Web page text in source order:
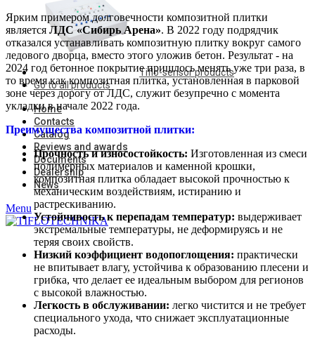
Tiflo-sensor products
Go to all products
Home
Contacts
Catalog
Reviews and awards
Documents
Dealership
News
Menu
Ярким примером долговечности композитной плитки
является ЛДС «Сибирь Арена». В 2022 году подрядчик
отказался устанавливать композитную плитку вокруг самого
ледового дворца, вместо этого уложив бетон. Результат - на
2024 год бетонное покрытие пришлось менять уже три раза, в
то время как композитная плитка, установленная в парковой
зоне через дорогу от ЛДС, служит безупречно с момента
укладки в начале 2022 года.
Преимущества композитной плитки:
Прочность и износостойкость: Изготовленная из смеси
полимерных материалов и каменной крошки,
композитная плитка обладает высокой прочностью к
механическим воздействиям, истиранию и
растрескиванию.
Устойчивость к перепадам температур: выдерживает
экстремальные температуры, не деформируясь и не
теряя своих свойств.
Низкий коэффициент водопоглощения: практически
не впитывает влагу, устойчива к образованию плесени и
грибка, что делает ее идеальным выбором для регионов
с высокой влажностью.
Легкость в обслуживании: легко чистится и не требует
специального ухода, что снижает эксплуатационные
расходы.